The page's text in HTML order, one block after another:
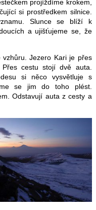
projíždíme krokem,
si prostředkem silnice.
Slunce se blíží k
a ujišťujeme se, že
vzhůru. Jezero Kari je přes
cestu stojí dvě auta.
si něco vysvětluje s
se jim do toho plést.
Odstavují auta z cesty a